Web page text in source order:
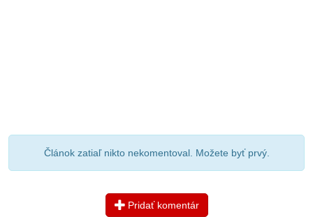
Článok zatiaľ nikto nekomentoval. Možete byť prvý.
Pridať komentár